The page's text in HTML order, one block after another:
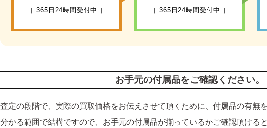
［ 365日24時間受付中 ］ ［ 365日24時間受付中 ］
お手元の付属品をご確認ください。
査定の段階で、実際の買取価格をお伝えさせて頂くために、付属品の有無
分かる範囲で結構ですので、お手元の付属品が揃っているかご確認頂けると